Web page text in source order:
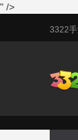
" />
3322手